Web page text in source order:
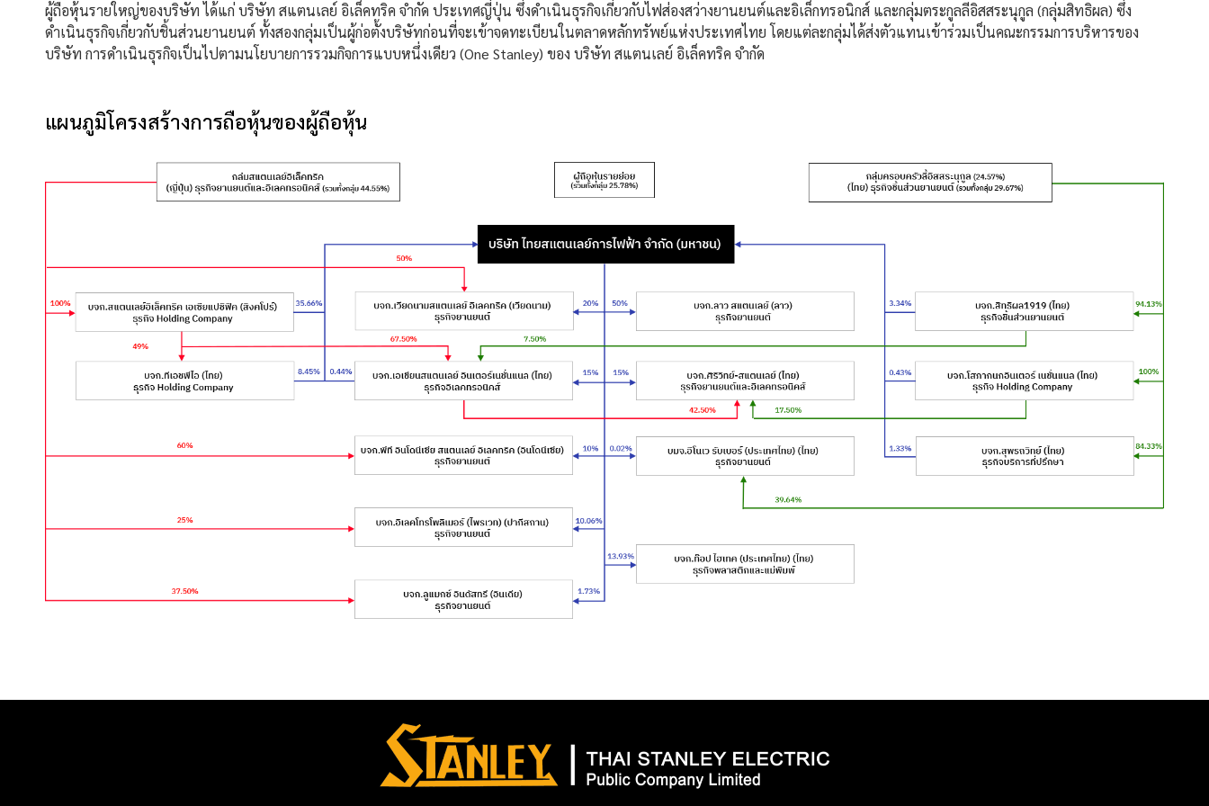
ผู้ถือหุ้นรายใหญ่ของบริษัท ได้แก่ บริษัท สแตนเลย์ อิเล็คทริค จำกัด ประเทศญี่ปุ่น ซึ่งดำเนินธุรกิจเกี่ยวกับไฟส่องสว่างยานยนต์และอิเล็กทรอนิกส์ และกลุ่มตระกูลลีอิสสระนุกูล (กลุ่มสิทธิผล) ซึ่ง
ดำเนินธุรกิจเกี่ยวกับชิ้นส่วนยานยนต์ ทั้งสองกลุ่มเป็นผู้ก่อตั้งบริษัทก่อนที่จะเข้าจดทะเบียนในตลาดหลักทรัพย์แห่งประเทศไทย โดยแต่ละกลุ่มได้ส่งตัวแทนเข้าร่วมเป็นคณะกรรมการบริหารของ
บริษัท การดำเนินธุรกิจเป็นไปตามนโยบายการรวมกิจการแบบหนึ่งเดียว (One Stanley) ของ บริษัท สแตนเลย์ อิเล็คทริค จำกัด
แผนภูมิโครงสร้างการถือหุ้นของผู้ถือหุ้น